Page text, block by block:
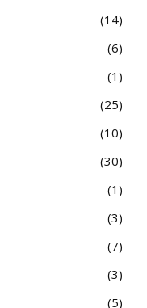
14
6
1
25
10
30
1
3
7
3
5